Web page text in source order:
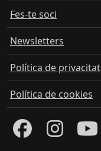
Fes-te soci
Newsletters
Política de privacitat
Política de cookies